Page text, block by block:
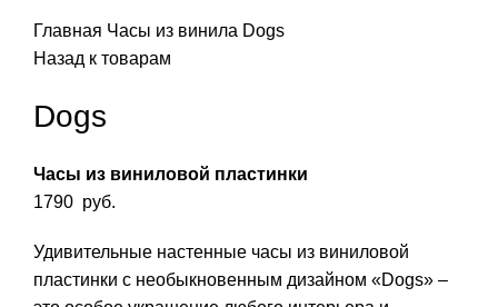
Главная Часы из винила Dogs
Назад к товарам
Dogs
Часы из виниловой пластинки
1790 руб.
Удивительные настенные часы из виниловой
пластинки с необыкновенным дизайном «Dogs» –